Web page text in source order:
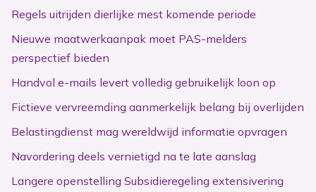
Regels uitrijden dierlijke mest komende periode
Nieuwe maatwerkaanpak moet PAS-melders
perspectief bieden
Handvol e-mails levert volledig gebruikelijk loon op
Fictieve vervreemding aanmerkelijk belang bij overlijden
Belastingdienst mag wereldwijd informatie opvragen
Navordering deels vernietigd na te late aanslag
Langere openstelling Subsidieregeling extensivering